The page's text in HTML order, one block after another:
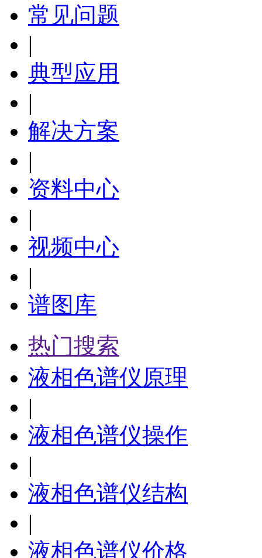
常见问题
|
典型应用
|
解决方案
|
资料中心
|
视频中心
|
谱图库
热门搜索
液相色谱仪原理
|
液相色谱仪操作
|
液相色谱仪结构
|
液相色谱仪价格